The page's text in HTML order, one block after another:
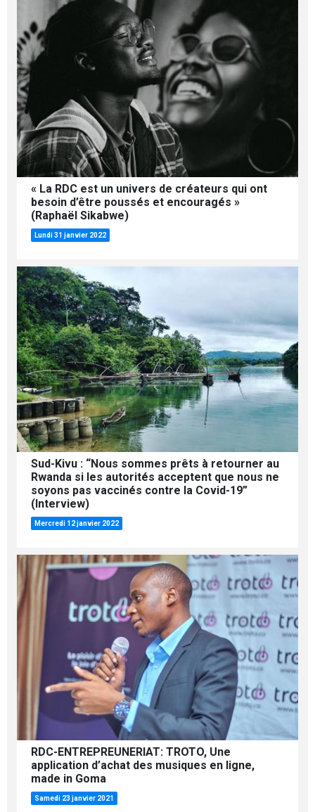
« La RDC est un univers de créateurs qui ont
besoin d’être poussés et encouragés »
(Raphaël Sikabwe)
Lundi 31 janvier 2022
Sud-Kivu : “Nous sommes prêts à retourner au
Rwanda si les autorités acceptent que nous ne
soyons pas vaccinés contre la Covid-19”
(Interview)
Mercredi 12 janvier 2022
RDC-ENTREPREUNERIAT: TROTO, Une
application d’achat des musiques en ligne,
made in Goma
Samedi 23 janvier 2021